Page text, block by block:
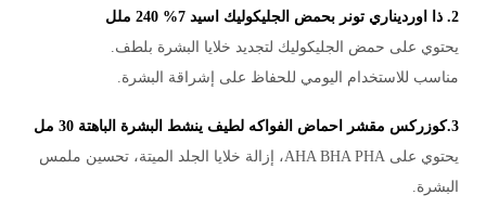
2. ذا اورديناري تونر بحمض الجليكوليك اسيد 7% 240 ملل
يحتوي على حمض الجليكوليك لتجديد خلايا البشرة بلطف.
مناسب للاستخدام اليومي للحفاظ على إشراقة البشرة.
3.كوزركس مقشر احماض الفواكه لطيف ينشط البشرة الباهتة 30 مل
يحتوي على AHA BHA PHA، إزالة خلايا الجلد الميتة، تحسين ملمس
البشرة.